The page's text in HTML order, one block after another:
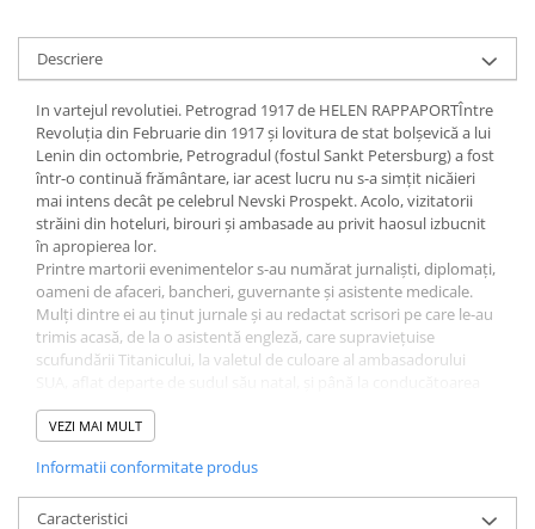
Fitness si frumusete
Diverse
Diverse
Feng Shui
Medicina alternativa
Sa nu razi :((
Drept
Legislatie
Fictiune
Actiune si Aventura
Clasici
Crime, Thriller, Mistery
Fantasy
Istorica
Descriere
In vartejul revolutiei. Petrograd 1917 de HELEN RAPPAPORTÎntre
Revoluția din Februarie din 1917 și lovitura de stat bolșevică a lui
Lenin din octombrie, Petrogradul (fostul Sankt Petersburg) a fost
într-o continuă frământare, iar acest lucru nu s-a simțit nicăieri
mai intens decât pe celebrul Nevski Prospekt. Acolo, vizitatorii
străini din hoteluri, birouri și ambasade au privit haosul izbucnit
în apropierea lor.
Printre martorii evenimentelor s-au numărat jurnaliști, diplomați,
oameni de afaceri, bancheri, guvernante și asistente medicale.
Mulți dintre ei au ținut jurnale și au redactat scrisori pe care le-au
trimis acasă, de la o asistentă engleză, care supraviețuise
scufundării Titanicului, la valetul de culoare al ambasadorului
mișcării sufragetelor, Emmeline Pankhurst, care venise la
Petrograd pentru a inspecta Batalionul Femeilor condus de Maria
Pe baza acestui consistent material bibliografic, o mare parte
nepublicat anterior, Helen Rappaport ne conduce prin
tulburătoarele evenimente din 1917, pentru a înțelege Revoluția
VEZI MAI MULT
Informatii conformitate produs
Caracteristici